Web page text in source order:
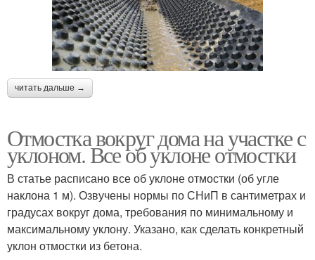
читать дальше →
Отмостка вокруг дома на участке с
уклоном. Все об уклоне отмостки
В статье расписано все об уклоне отмостки (об угле
наклона 1 м). Озвучены нормы по СНиП в сантиметрах и
градусах вокруг дома, требования по минимальному и
максимальному уклону. Указано, как сделать конкретный
уклон отмостки из бетона.